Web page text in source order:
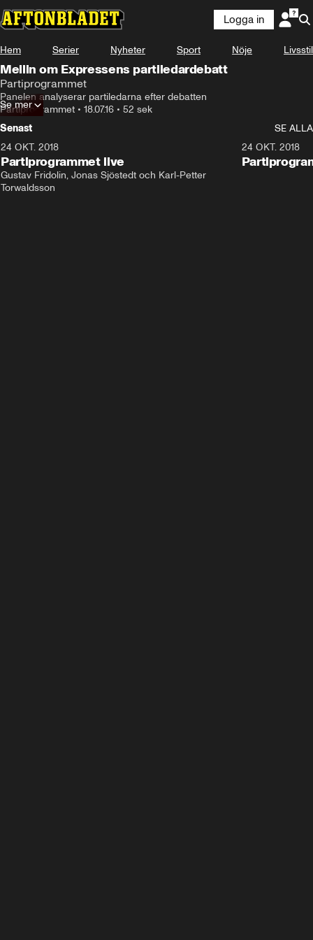
Logga in
Hem Serier Nyheter Sport Nöje Livsstil
Mellin om Expressens partiledardebatt
Partiprogrammet
Panelen analyserar partiledarna efter debatten
Partiprogrammet • 18.07.16 • 52 sek
Se mer
Senast
SE ALLA
24 OKT. 2018
Partiprogrammet live
Gustav Fridolin, Jonas Sjöstedt och Karl-Petter
Torwaldsson
24 OKT. 2018